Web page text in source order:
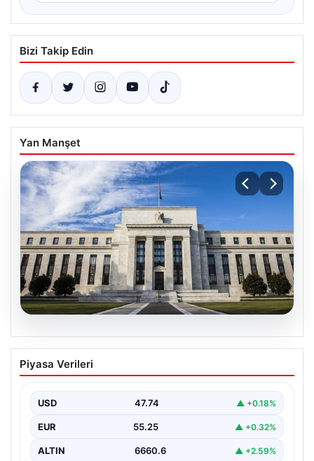
Bizi Takip Edin
Yan Manşet
07.08.2026
FED faiz kararı ne zaman, saat kaçta?
Faiz beklentisi ne yönde? 2026 FED
Piyasa Verileri
USD 47.74 ▲ +0.18%
EUR 55.25 ▲ +0.32%
ALTIN 6660.6 ▲ +2.59%